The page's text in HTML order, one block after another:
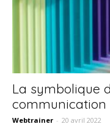
La symbolique
communication
Webtrainer - 20 avril 2022